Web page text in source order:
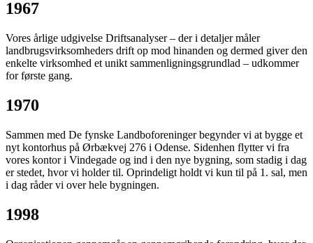
1967
Vores årlige udgivelse Driftsanalyser – der i detaljer måler
landbrugsvirksomheders drift op mod hinanden og dermed giver den
enkelte virksomhed et unikt sammenligningsgrundlad – udkommer
for første gang.
1970
Sammen med De fynske Landboforeninger begynder vi at bygge et
nyt kontorhus på Ørbækvej 276 i Odense. Sidenhen flytter vi fra
vores kontor i Vindegade og ind i den nye bygning, som stadig i dag
er stedet, hvor vi holder til. Oprindeligt holdt vi kun til på 1. sal, men
i dag råder vi over hele bygningen.
1998